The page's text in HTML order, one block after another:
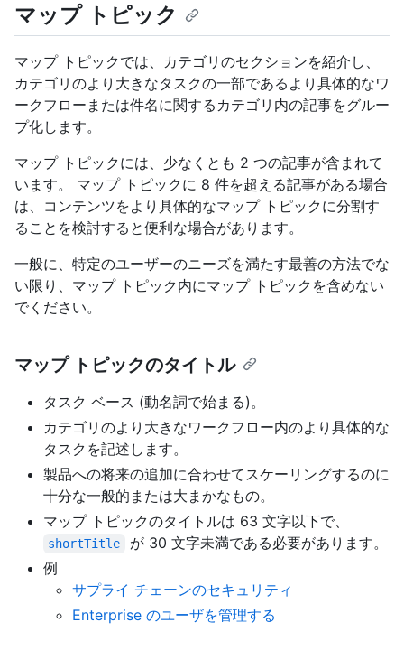
マップ トピック
マップ トピックでは、カテゴリのセクションを紹介し、
カテゴリのより大きなタスクの一部であるより具体的なワ
ークフローまたは件名に関するカテゴリ内の記事をグルー
プ化します。
マップ トピックには、少なくとも 2 つの記事が含まれて
います。 マップ トピックに 8 件を超える記事がある場合
は、コンテンツをより具体的なマップ トピックに分割す
ることを検討すると便利な場合があります。
一般に、特定のユーザーのニーズを満たす最善の方法でな
い限り、マップ トピック内にマップ トピックを含めない
でください。
マップ トピックのタイトル
タスク ベース (動名詞で始まる)。
カテゴリのより大きなワークフロー内のより具体的な
タスクを記述します。
製品への将来の追加に合わせてスケーリングするのに
十分な一般的または大まかなもの。
マップ トピックのタイトルは 63 文字以下で、
shortTitle
が 30 文字未満である必要があります。
例
サプライ チェーンのセキュリティ
Enterprise のユーザを管理する